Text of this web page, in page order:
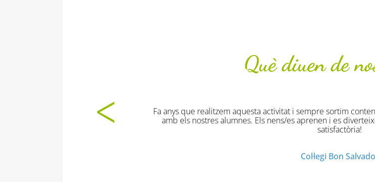
Què diuen de
Les dinàmiques han estat originals divertides i